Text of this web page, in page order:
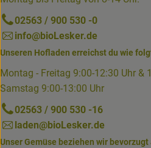
02563 / 900 530 -0
info@bioLesker.de
Unseren Hofladen erreichst du wie
Montag - Freitag 9:00-12:30 Uhr &
Samstag 9:00-13:00 Uhr
02563 / 900 530 -16
laden@bioLesker.de
Unser Gemüse beziehen wir